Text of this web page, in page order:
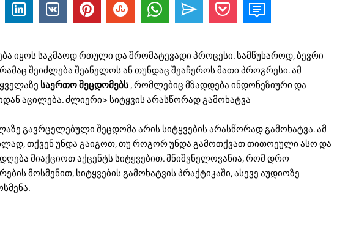
იყოს საკმაოდ რთული და შრომატევადი პროცესი. სამწუხაროდ, ბევრი
შეიძლება შეანელოს ან თუნდაც შეაჩეროს მათი პროგრესი. ამ
საერთო შეცდომებს , რომლებიც მზადდება ინდონეზიური და
აცილება. ძლიერი> სიტყვის არასწორად გამოხატვა
გავრცელებული შეცდომა არის სიტყვების არასწორად გამოხატვა. ამ
თქვენ უნდა გაიგოთ, თუ როგორ უნდა გამოთქვათ თითოეული ასო და
მიაქციოთ აქცენტს სიტყვებით. მნიშვნელოვანია, რომ დრო
მოსმენით, სიტყვების გამოხატვის პრაქტიკაში, ასევე აუდიოზე